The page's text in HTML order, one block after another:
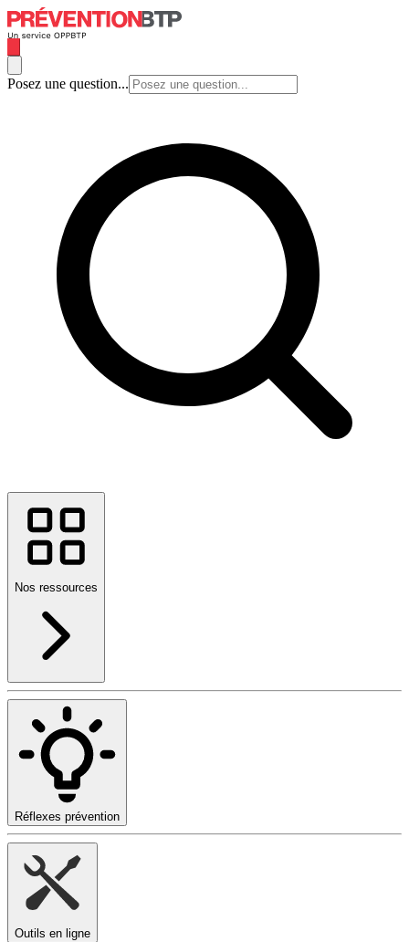
Posez une question...
Nos ressources
Réflexes prévention
Outils en ligne